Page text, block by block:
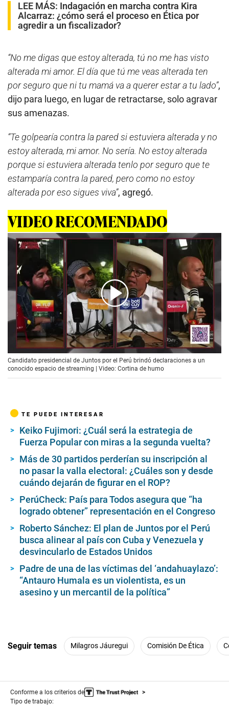
LEE MÁS: Indagación en marcha contra Kira
Alcarraz: ¿cómo será el proceso en Ética por
agredir a un fiscalizador?
“No me digas que estoy alterada, tú no me has visto
alterada mi amor. El día que tú me veas alterada ten
por seguro que ni tu mamá va a querer estar a tu lado”,
dijo para luego, en lugar de retractarse, solo agravar
sus amenazas.
“Te golpearía contra la pared si estuviera alterada y no
estoy alterada, mi amor. No sería. No estoy alterada
porque si estuviera alterada tenlo por seguro que te
estamparía contra la pared, pero como no estoy
alterada por eso sigues viva”, agregó.
VIDEO RECOMENDADO
00:55
Candidato presidencial de Juntos por el Perú brindó declaraciones a un
conocido espacio de streaming | Video: Cortina de humo
TE PUEDE INTERESAR
Keiko Fujimori: ¿Cuál será la estrategia de
Fuerza Popular con miras a la segunda vuelta?
Más de 30 partidos perderían su inscripción al
no pasar la valla electoral: ¿Cuáles son y desde
cuándo dejarán de figurar en el ROP?
PerúCheck: País para Todos asegura que “ha
logrado obtener” representación en el Congreso
Roberto Sánchez: El plan de Juntos por el Perú
busca alinear al país con Cuba y Venezuela y
desvincularlo de Estados Unidos
Padre de una de las víctimas del ‘andahuaylazo’:
“Antauro Humala es un violentista, es un
asesino y un mercantil de la política”
Seguir temas Milagros Jáuregui Comisión De Ética
Conforme a los criterios de
Tipo de trabajo: